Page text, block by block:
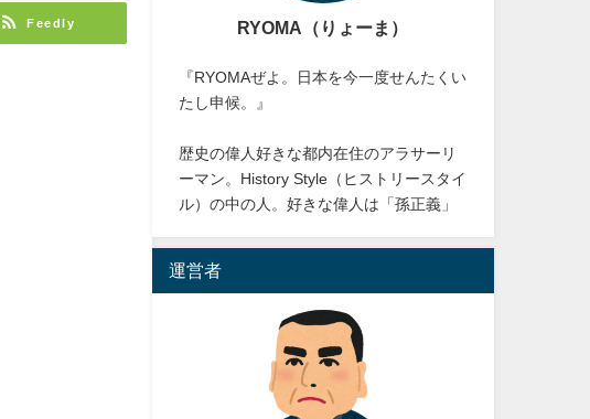
Feedly RYOMA（りょーま）
『RYOMAぜよ。日本を今一度せんたくい
たし申候。』
歴史の偉人好きな都内在住のアラサーリ
ーマン。History Style（ヒストリースタイ
ル）の中の人。好きな偉人は「孫正義」
運営者